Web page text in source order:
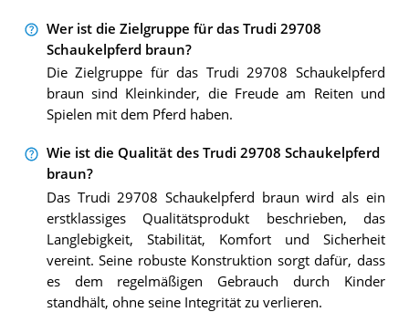
Wer ist die Zielgruppe für das Trudi 29708
Schaukelpferd braun?
Die Zielgruppe für das Trudi 29708 Schaukelpferd
braun sind Kleinkinder, die Freude am Reiten und
Spielen mit dem Pferd haben.
Wie ist die Qualität des Trudi 29708 Schaukelpferd
braun?
Das Trudi 29708 Schaukelpferd braun wird als ein
erstklassiges Qualitätsprodukt beschrieben, das
Langlebigkeit, Stabilität, Komfort und Sicherheit
vereint. Seine robuste Konstruktion sorgt dafür, dass
es dem regelmäßigen Gebrauch durch Kinder
standhält, ohne seine Integrität zu verlieren.